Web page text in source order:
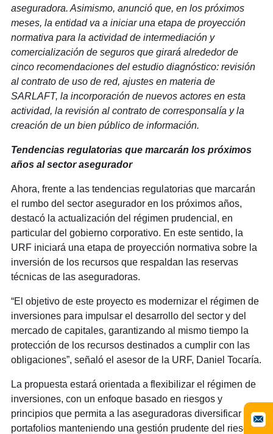
aseguradora. Asimismo, anunció que, en los próximos
meses, la entidad va a iniciar una etapa de proyección
normativa para la actividad de intermediación y
comercialización de seguros que girará alrededor de
cinco recomendaciones del estudio diagnóstico: revisión
al contrato de uso de red, ajustes en materia de
SARLAFT, la incorporación de nuevos actores en esta
actividad, la revisión al contrato de corresponsalía y la
creación de un bien público de información.
Tendencias regulatorias que marcarán los próximos
años al sector asegurador
Ahora, frente a las tendencias regulatorias que marcarán
el rumbo del sector asegurador en los próximos años,
destacó la actualización del régimen prudencial, en
particular del gobierno corporativo. En este sentido, la
URF iniciará una etapa de proyección normativa sobre la
inversión de los recursos que respaldan las reservas
técnicas de las aseguradoras.
“El objetivo de este proyecto es modernizar el régimen de
inversiones para impulsar el desarrollo del sector y del
mercado de capitales, garantizando al mismo tiempo la
protección de los recursos destinados a cumplir con las
obligaciones”, señaló el asesor de la URF, Daniel Tocaría.
La propuesta estará orientada a flexibilizar el régimen de
inversiones, con un enfoque basado en riesgos y
principios que permita a las aseguradoras diversificar sus
portafolios manteniendo una gestión prudente del riesgo.